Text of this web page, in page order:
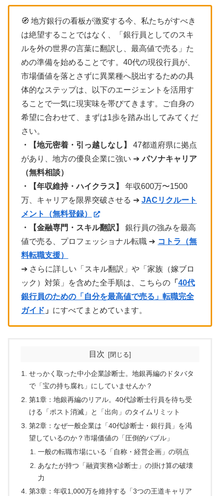
🧭 地方銀行の看板が激変する今、私たちがすべき
は絶望することではなく、「銀行員としてのスキ
ルを外の世界の言葉に翻訳し、最高値で売る」た
めの準備を始めることです。40代の現役行員が、
市場価値を落とさずに異業種へ脱出するための具
体的なステップは、以下のエージェントを活用す
ることで一気に現実味を帯びてきます。ご自身の
希望に合わせて、まずは1歩を踏み出してみてくだ
さい。
・【地元密着・引っ越しなし】
47都道府県に拠点
があり、地方の優良企業に強い ➔ パソナキャリア
（無料相談）
・【年収維持・ハイクラス】 年収600万〜1500
万、キャリアを限界突破させる ➔ JACリクルート
メント（無料登録）
・【金融専門・スキル翻訳】
銀行員の強みを最高
値で売る、プロフェッショナル転職 ➔ コトラ（無
料転職支援）
➔ さらに詳しい「スキル翻訳」や「家族（嫁ブロ
ック）対策」を含めた全手順は、こちらの 「 40代
銀行員のための「自分を最高値で売る」転職完全
ガイド 」 にすべてまとめています。
目次
せっかく取った中小企業診断士。地銀再編のドタバタ
で「宝の持ち腐れ」にしていませんか？
第1章：地銀再編のリアル。40代診断士行員を待ち受
ける「ポスト消滅」と「出向」のタイムリミット
第2章：なぜ一般企業は「40代診断士・銀行員」を渇
望しているのか？市場価値の「圧倒的バブル」
一般の転職市場にいる「自称・経営企画」の弱点
あなたが持つ「融資実務×診断士」の掛け算の破壊
力
第3章：年収1,000万を維持する「3つの王道キャリア